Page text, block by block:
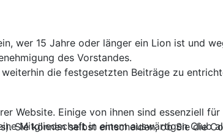
wer 15 Jahre oder länger ein Lion ist und
des Vorstandes.
die festgesetzten Beiträge zu
Mitgliedschaft in einem auswärtigen Club
Website. Einige von ihnen sind essenziell
Sie können selbst entscheiden, ob Sie die